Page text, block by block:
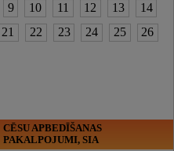
9 10 11 12 13
14
21 22 23 24 25
26
CĒSU APBEDĪŠANAS
PAKALPOJUMI, SIA